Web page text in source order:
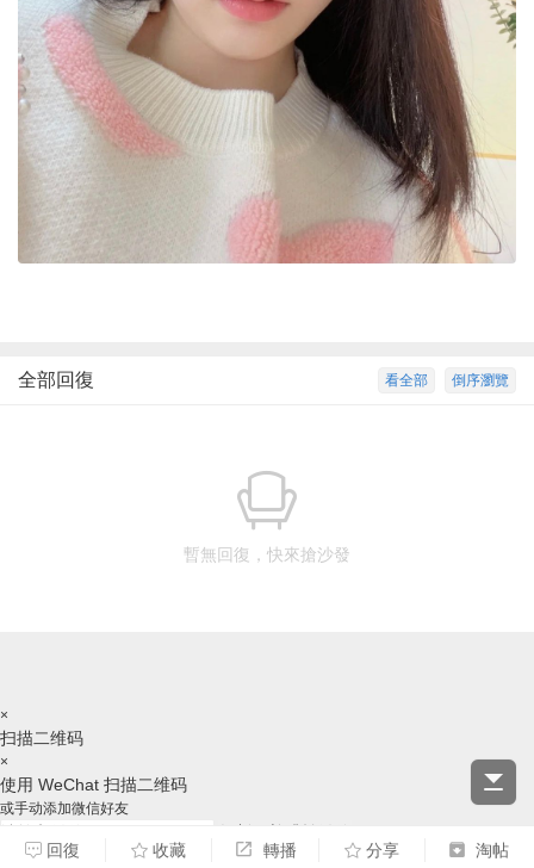
倒序瀏覽
看全部
全部回復
暫無回復，快來搶沙發
回復 收藏 轉播 分享 淘帖
×
扫描二维码
×
使用 WeChat 扫描二维码
或手动添加微信好友
请跳转后，手动添加好友，谢谢